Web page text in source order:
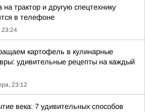
на трактор и другую спецтехнику
в телефоне
23:24
картофель в кулинарные
удивительные рецепты на каждый
23:12
века: 7 удивительных способов